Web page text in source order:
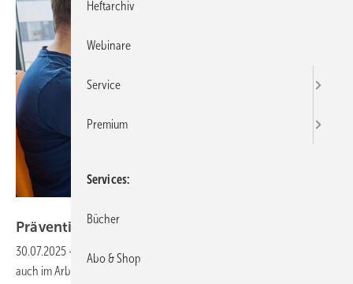
Prävention mit KI: Mensch im
30.07.2025 -
Künstliche Intelligenz (KI) hält Einzug in alle Bereiche –
auch im Arbeitsschutz. Viele Anwendungen befinden sich noch in der
Heftarchiv
Webinare
Service
Premium
Services
Bücher
Abo & Shop